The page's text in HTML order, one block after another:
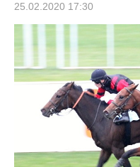
25.02.2020 17:30